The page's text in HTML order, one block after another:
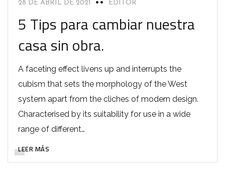
28 DE ABRIL DE 2021 EDITOR
5 Tips para cambiar nuestra
casa sin obra.
A faceting effect livens up and interrupts the
cubism that sets the morphology of the West
system apart from the cliches of modern design.
Characterised by its suitability for use in a wide
range of different…
LEER MÁS